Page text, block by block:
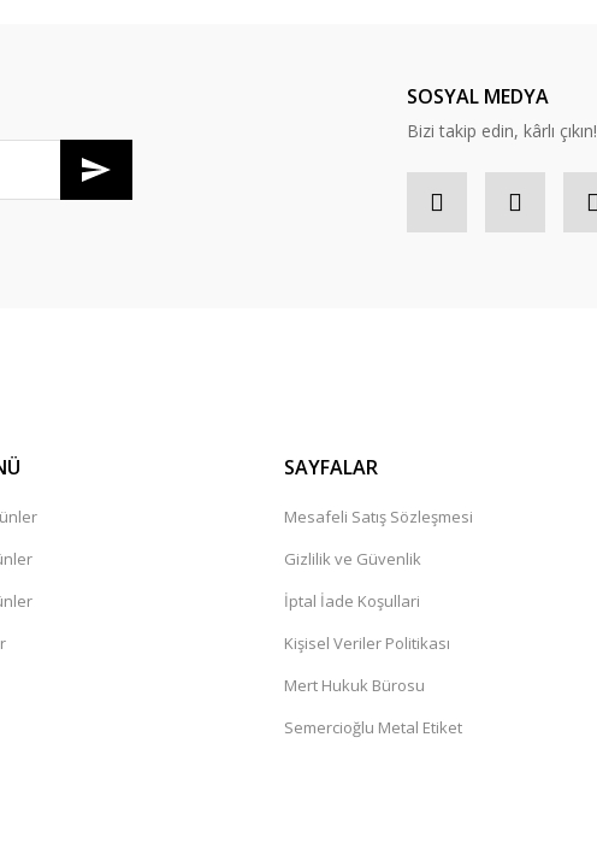
SOSYAL MEDYA
Bizi takip edin, kârlı çıkın!
SAYFALAR
Mesafeli Satış Sözleşmesi
Gizlilik ve Güvenlik
İptal İade Koşullari
Kişisel Veriler Politikası
Mert Hukuk Bürosu
Semercioğlu Metal Etiket